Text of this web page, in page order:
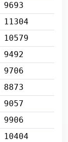
9693
11304
10579
9492
9706
8873
9057
9906
10404